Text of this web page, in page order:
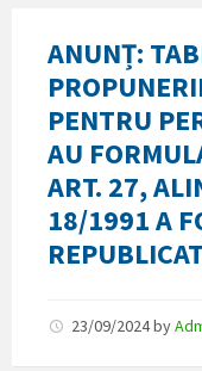
ANUNȚ:
PENTRU
AU
ART. 27,
18/1991 A
23/09/2024by